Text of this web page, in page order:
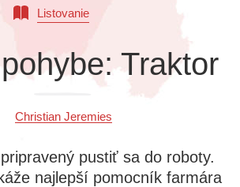
Všetky kategórie
Listovanie
Traktor
Christian Jeremies
pustiť sa do roboty.
najlepší pomocník farmára